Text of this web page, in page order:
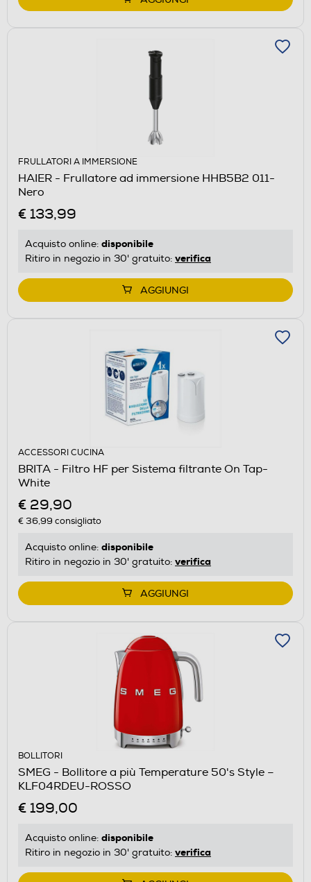
FRULLATORI A IMMERSIONE
HAIER - Frullatore ad immersione HHB5B2 011-
Nero
€ 133,99
Acquisto online: disponibile
Ritiro in negozio in 30' gratuito: verifica
AGGIUNGI
ACCESSORI CUCINA
BRITA - Filtro HF per Sistema filtrante On Tap-
White
€ 29,90
€ 36,99 consigliato
Acquisto online: disponibile
Ritiro in negozio in 30' gratuito: verifica
AGGIUNGI
BOLLITORI
SMEG - Bollitore a più Temperature 50's Style –
KLF04RDEU-ROSSO
€ 199,00
Acquisto online: disponibile
Ritiro in negozio in 30' gratuito: verifica